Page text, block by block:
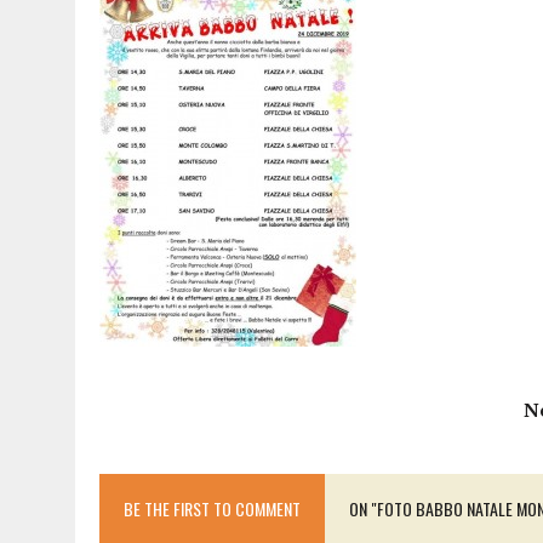
15 DICEMBRE 2025 | PANETTONI, TORRONE E CONTRO-PANETTONE:
11 DICEMBRE 2025 | LA GUIDA FLOS OLEI INCORONA I “MAGNIFICI 7”
11 DICEMBRE 2025
DANTE ALIGHIERI E L’USO DI PAPAVERINA: ECCO
10 DICEMBRE 2025
MONTESCUDO, AL TEATRO ROSASPINA PRIMA
6 DICEMBRE 2025
CATTOLICA, I FRATELLI RAUCCI CONFERMANO LA
1 AGOSTO 2026
A CATTOLICA APRE “RAVEN”: IL PRIMO “DRINK
BE THE FIRST TO COMMENT ON "FOTO BABBO NATALE